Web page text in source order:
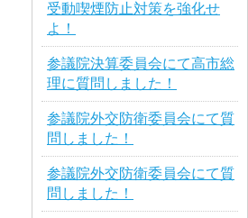
受動喫煙防止対策を強化せ
よ！
参議院決算委員会にて高市総
理に質問しました！
参議院外交防衛委員会にて質
問しました！
参議院外交防衛委員会にて質
問しました！